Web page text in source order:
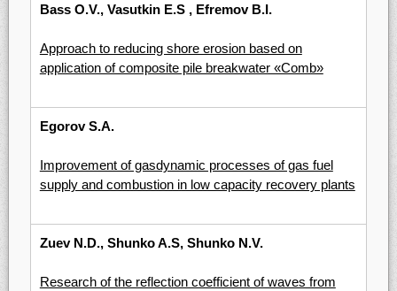
Bass О.V., Vasutkin Е.S , Efremov В.I.
Approach to reducing shore erosion based on
application of composite pile breakwater «Comb»
Egorov S.A.
Improvement of gasdynamic processes of gas fuel
supply and combustion in low capacity recovery plants
Zuev N.D., Shunko A.S, Shunko N.V.
Research of the reflection coefficient of waves from